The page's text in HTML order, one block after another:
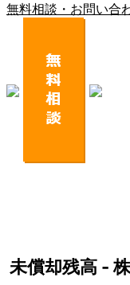
無料相談・お問い合
未償却残高 -